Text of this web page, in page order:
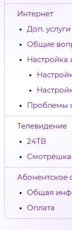
Интернет
Доп. услуги
Общие
Настройка
Проблемы
Телевидение
24ТВ
Смотрёшка
Абонентское
Общая
Оплата